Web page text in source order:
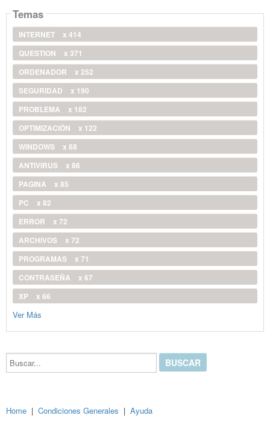
Temas
INTERNET
x 414
QUESTION
x 371
ORDENADOR
x 252
SEGURIDAD
x 190
PROBLEMA
x 182
OPTIMIZACIÓN
x 122
WINDOWS
x 88
ANTIVIRUS
x 86
PAGINA
x 85
PC
x 82
ERROR
x 72
ARCHIVOS
x 72
PROGRAMAS
x 71
CONTRASEÑA
x 67
XP
x 66
Ver Más
Buscar...
Home | Condiciones Generales | Ayuda